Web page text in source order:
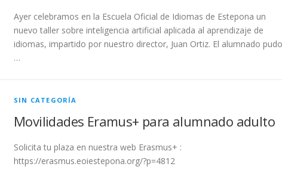
Ayer celebramos en la Escuela Oficial de Idiomas de Estepona un
nuevo taller sobre inteligencia artificial aplicada al aprendizaje de
idiomas, impartido por nuestro director, Juan Ortiz. El alumnado pudo
…
SIN CATEGORÍA
Movilidades Eramus+ para alumnado adulto
Solicita tu plaza en nuestra web Erasmus+ :
https://erasmus.eoiestepona.org/?p=4812